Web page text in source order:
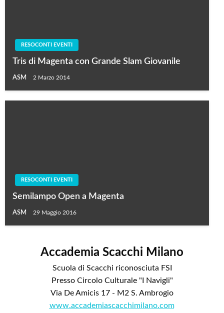
RESOCONTI EVENTI
Tris di Magenta con Grande Slam Giovanile
ASM 2 Marzo 2014
RESOCONTI EVENTI
Semilampo Open a Magenta
ASM 29 Maggio 2016
Accademia Scacchi Milano
Scuola di Scacchi riconosciuta FSI
Presso Circolo Culturale "I Navigli"
Via De Amicis 17 - M2 S. Ambrogio
www.accademiascacchimilano.com